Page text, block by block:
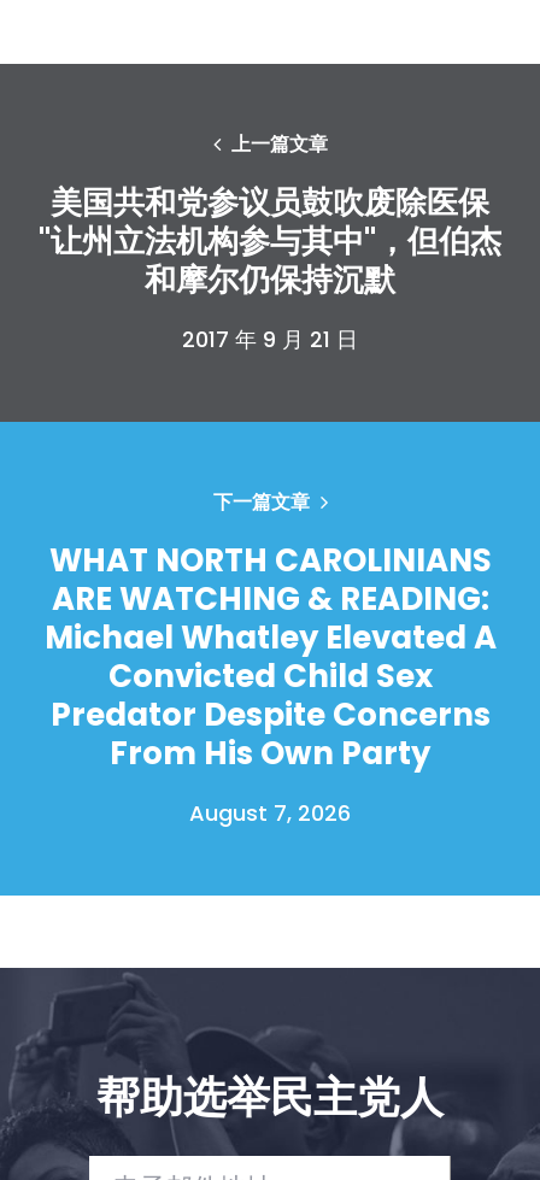
Shop
与我们合作
您的派对
行动
Vote
捐赠
上一篇文章
美国共和党参议员鼓吹废除医保
"让州立法机构参与其中"，但伯杰
和摩尔仍保持沉默
2017 年 9 月 21 日
下一篇文章
WHAT NORTH CAROLINIANS
ARE WATCHING & READING:
Michael Whatley Elevated A
Convicted Child Sex
Predator Despite Concerns
From His Own Party
August 7, 2026
帮助选举民主党人